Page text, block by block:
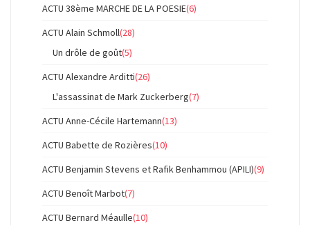
ACTU 38ème MARCHE DE LA POESIE(6)
ACTU Alain Schmoll(28)
Un drôle de goût(5)
ACTU Alexandre Arditti(26)
L'assassinat de Mark Zuckerberg(7)
ACTU Anne-Cécile Hartemann(13)
ACTU Babette de Rozières(10)
ACTU Benjamin Stevens et Rafik Benhammou (APILI)(9)
ACTU Benoît Marbot(7)
ACTU Bernard Méaulle(10)